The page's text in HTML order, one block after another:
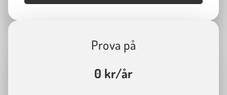
Prova på
0 kr/år